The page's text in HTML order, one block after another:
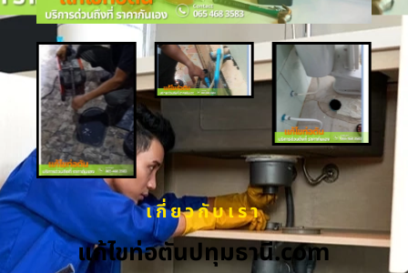
เกี่ยวกับเรา
แก้ไขท่อตันปทุมธานี.com